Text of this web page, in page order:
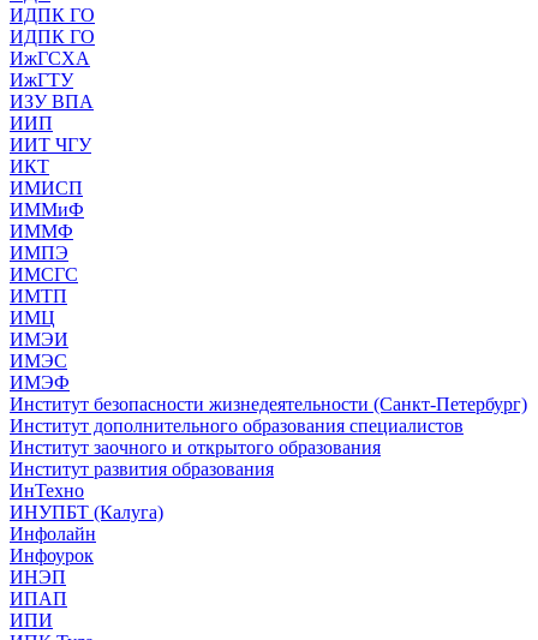
ИДПК ГО
ИДПК ГО
ИжГСХА
ИжГТУ
ИЗУ ВПА
ИИП
ИИТ ЧГУ
ИКТ
ИМИСП
ИММиФ
ИММФ
ИМПЭ
ИМСГС
ИМТП
ИМЦ
ИМЭИ
ИМЭС
ИМЭФ
Институт безопасности жизнедеятельности (Санкт-Петербург)
Институт дополнительного образования специалистов
Институт заочного и открытого образования
Институт развития образования
ИнТехно
ИНУПБТ (Калуга)
Инфолайн
Инфоурок
ИНЭП
ИПАП
ИПИ